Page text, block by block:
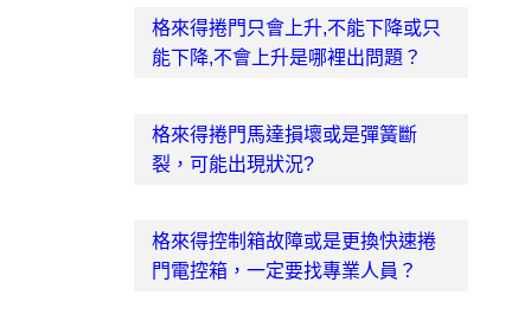
格來得捲門只會上升,不能下降或只
能下降,不會上升是哪裡出問題？
格來得捲門馬達損壞或是彈簧斷
裂，可能出現狀況?
格來得控制箱故障或是更換快速捲
門電控箱，一定要找專業人員？